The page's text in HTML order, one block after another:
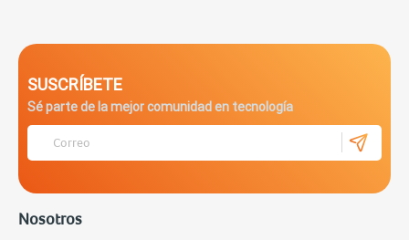
SUSCRÍBETE
Sé parte de la mejor comunidad en tecnología
Nosotros